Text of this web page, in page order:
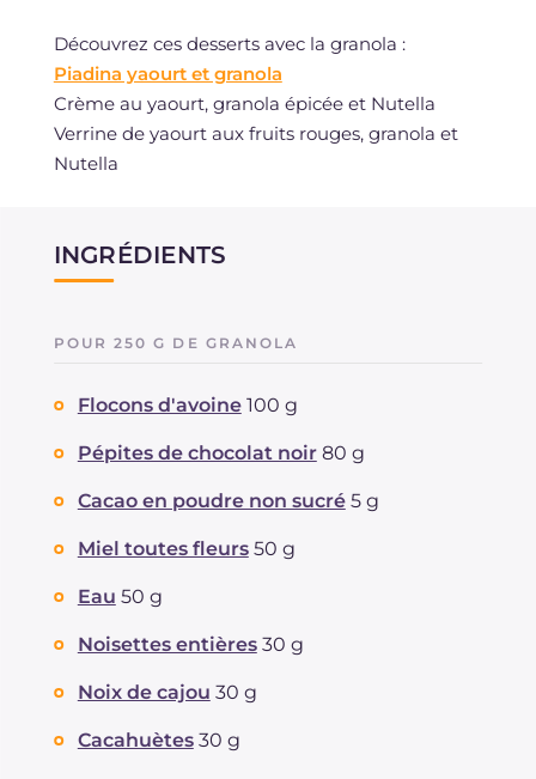
Découvrez ces desserts avec la granola :
Piadina yaourt et granola
Crème au yaourt, granola épicée et Nutella
Verrine de yaourt aux fruits rouges, granola et
Nutella
INGRÉDIENTS
POUR 250 G DE GRANOLA
Flocons d'avoine 100 g
Pépites de chocolat noir 80 g
Cacao en poudre non sucré 5 g
Miel toutes fleurs 50 g
Eau 50 g
Noisettes entières 30 g
Noix de cajou 30 g
Cacahuètes 30 g